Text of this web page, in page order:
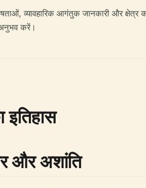
व्यावहारिक आगंतुक जानकारी और
करें।
इतिहास
और अशांति